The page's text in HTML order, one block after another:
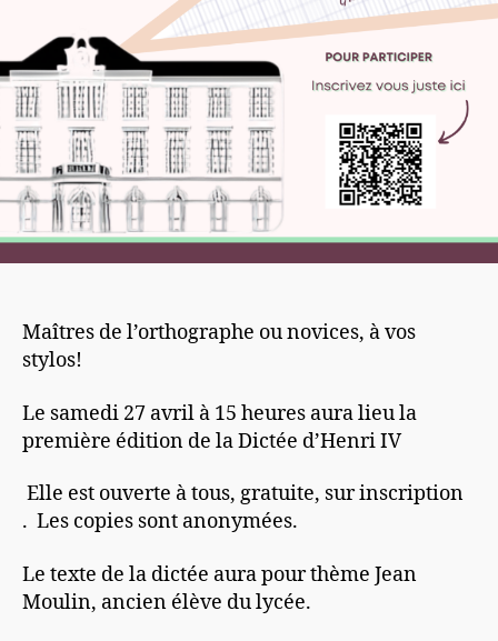
Maîtres de l’orthographe ou novices, à vos
stylos!
Le samedi 27 avril à 15 heures aura lieu la
première édition de la Dictée d’Henri IV
Elle est ouverte à tous, gratuite, sur inscription
. Les copies sont anonymées.
Le texte de la dictée aura pour thème Jean
Moulin, ancien élève du lycée.